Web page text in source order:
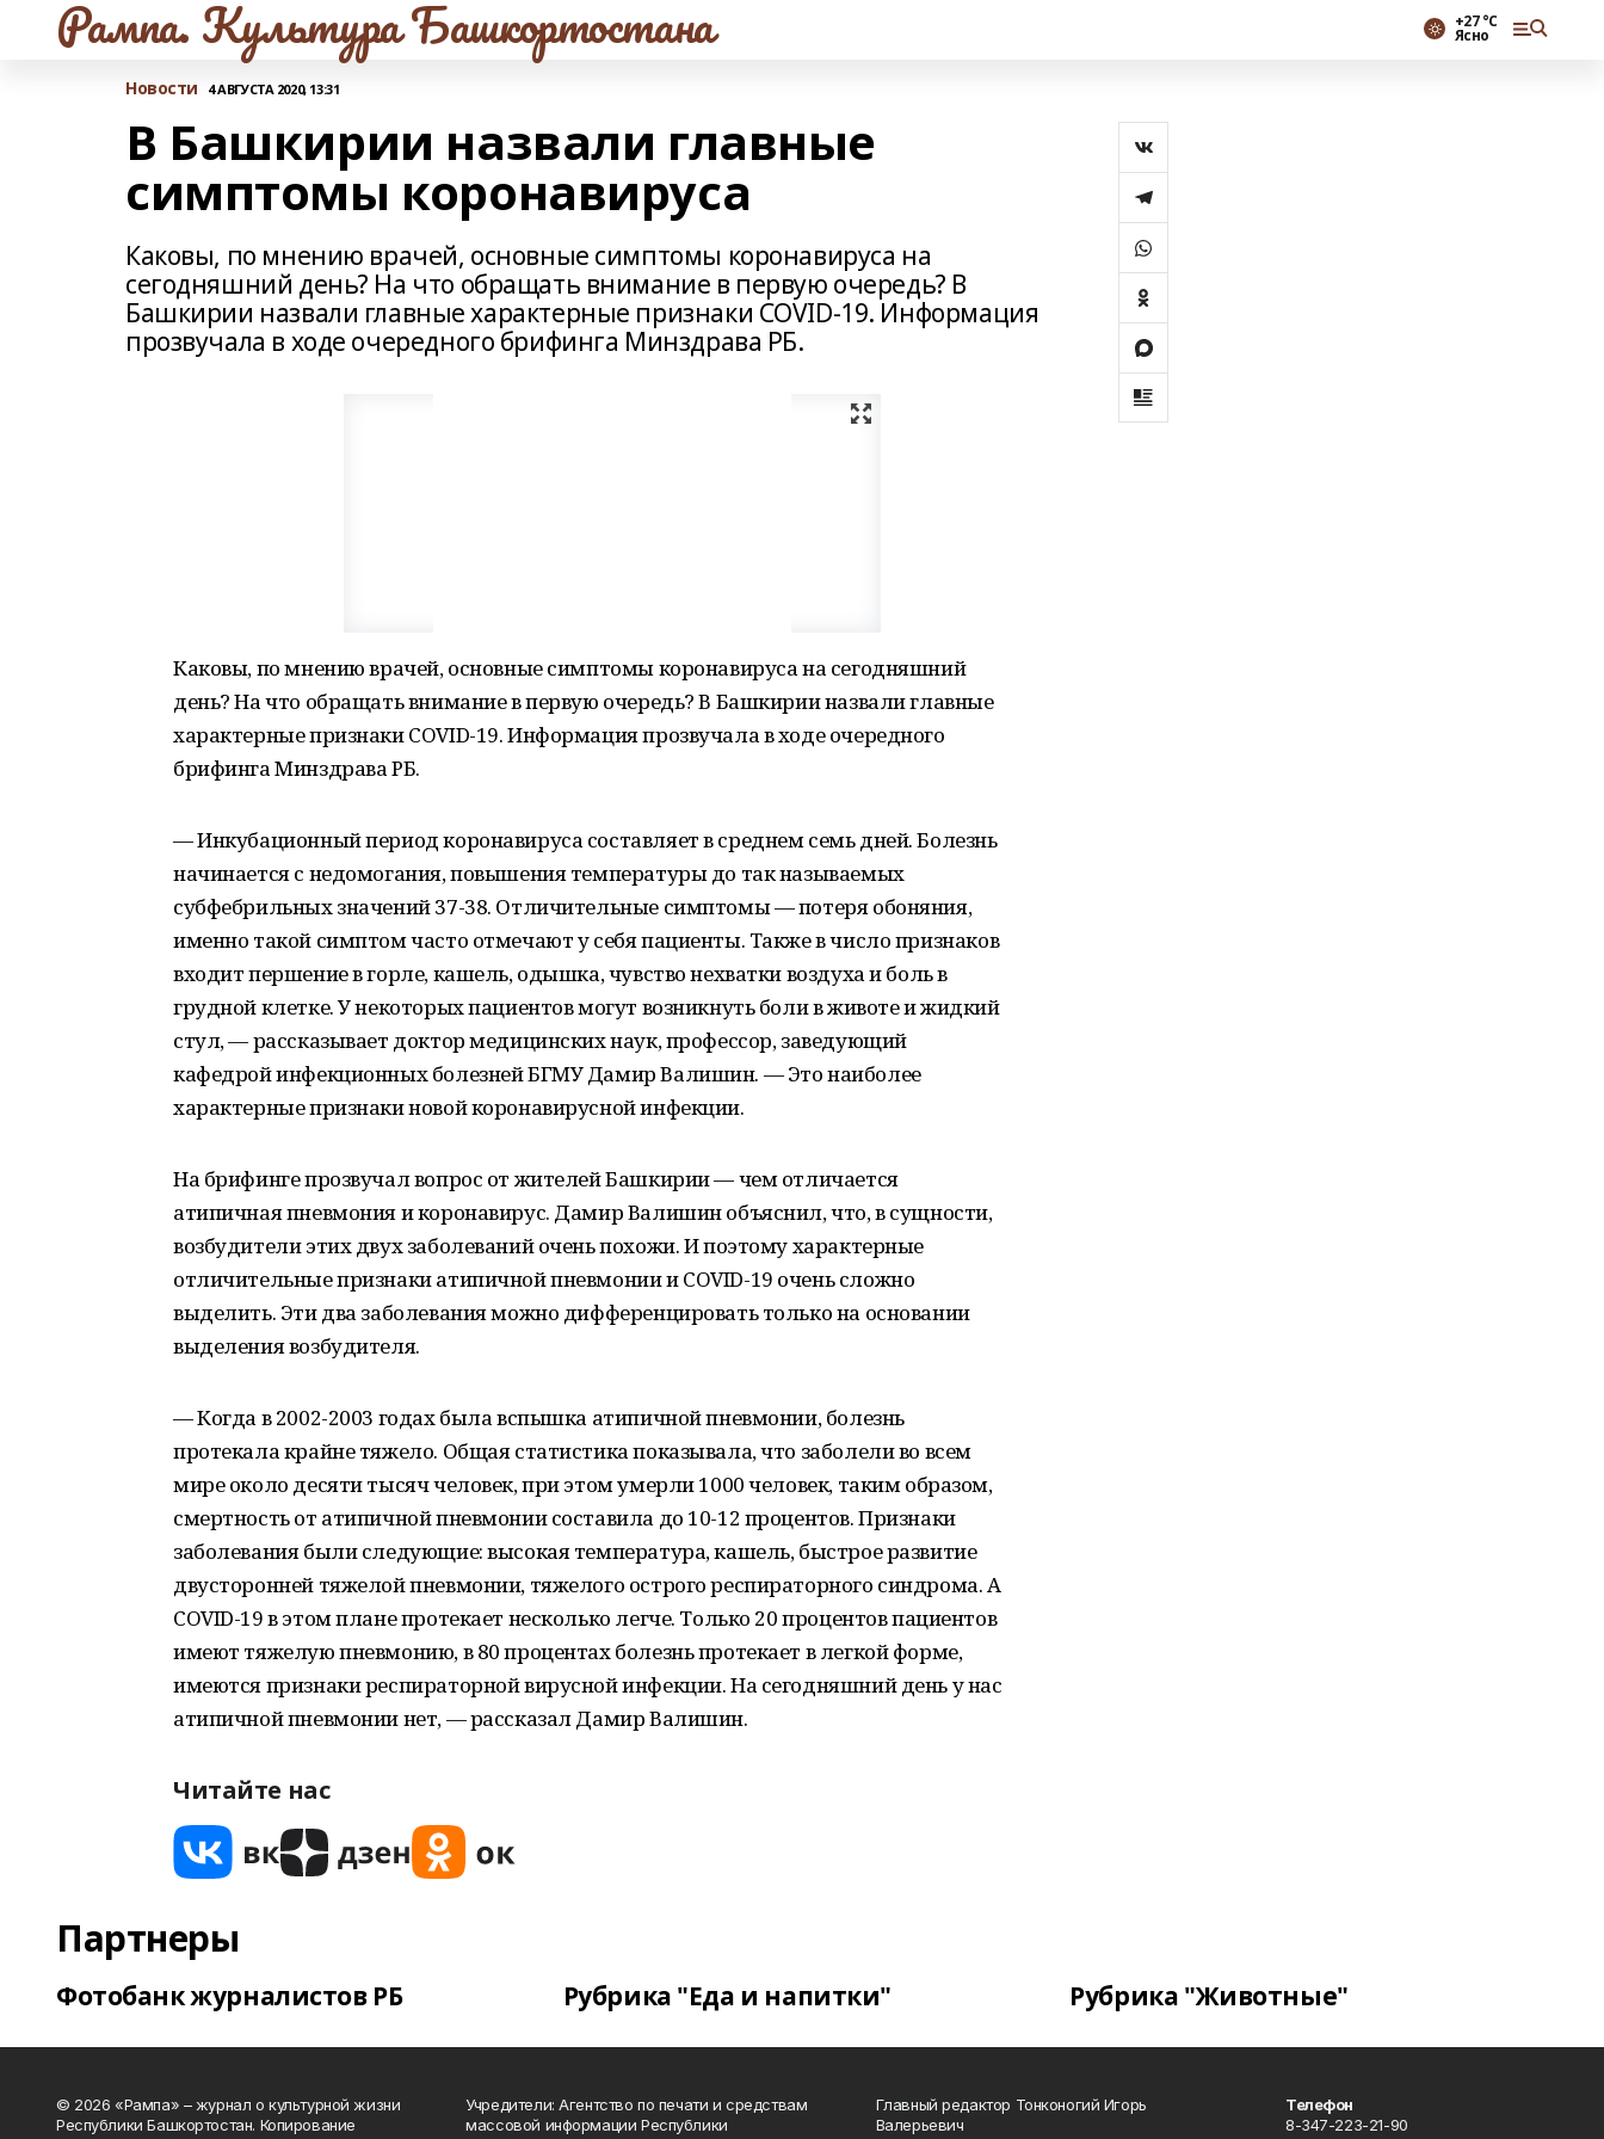
Рампа. Культура Башкортостана +27 °С
Ясно
Новости 4 АВГУСТА 2020, 13:31
В Башкирии назвали главные
симптомы коронавируса
Каковы, по мнению врачей, основные симптомы коронавируса на
сегодняшний день? На что обращать внимание в первую очередь? В
Башкирии назвали главные характерные признаки COVID-19. Информация
прозвучала в ходе очередного брифинга Минздрава РБ.
Каковы, по мнению врачей, основные симптомы коронавируса на сегодняшний
день? На что обращать внимание в первую очередь? В Башкирии назвали главные
характерные признаки COVID-19. Информация прозвучала в ходе очередного
брифинга Минздрава РБ.
— Инкубационный период коронавируса составляет в среднем семь дней. Болезнь
начинается с недомогания, повышения температуры до так называемых
субфебрильных значений 37-38. Отличительные симптомы — потеря обоняния,
именно такой симптом часто отмечают у себя пациенты. Также в число признаков
входит першение в горле, кашель, одышка, чувство нехватки воздуха и боль в
грудной клетке. У некоторых пациентов могут возникнуть боли в животе и жидкий
стул, — рассказывает доктор медицинских наук, профессор, заведующий
кафедрой инфекционных болезней БГМУ Дамир Валишин. — Это наиболее
характерные признаки новой коронавирусной инфекции.
На брифинге прозвучал вопрос от жителей Башкирии — чем отличается
атипичная пневмония и коронавирус. Дамир Валишин объяснил, что, в сущности,
возбудители этих двух заболеваний очень похожи. И поэтому характерные
отличительные признаки атипичной пневмонии и COVID-19 очень сложно
выделить. Эти два заболевания можно дифференцировать только на основании
выделения возбудителя.
— Когда в 2002-2003 годах была вспышка атипичной пневмонии, болезнь
протекала крайне тяжело. Общая статистика показывала, что заболели во всем
мире около десяти тысяч человек, при этом умерли 1000 человек, таким образом,
смертность от атипичной пневмонии составила до 10-12 процентов. Признаки
заболевания были следующие: высокая температура, кашель, быстрое развитие
двусторонней тяжелой пневмонии, тяжелого острого респираторного синдрома. А
COVID-19 в этом плане протекает несколько легче. Только 20 процентов пациентов
имеют тяжелую пневмонию, в 80 процентах болезнь протекает в легкой форме,
имеются признаки респираторной вирусной инфекции. На сегодняшний день у нас
атипичной пневмонии нет, — рассказал Дамир Валишин.
Читайте нас
Партнеры
Фотобанк журналистов РБ Рубрика "Еда и напитки" Рубрика "Животные"
© 2026 «Рампа» – журнал о культурной жизни
Республики Башкортостан. Копирование
Учредители: Агентство по печати и средствам
массовой информации Республики
Главный редактор Тонконогий Игорь
Валерьевич
Телефон
8-347-223-21-90